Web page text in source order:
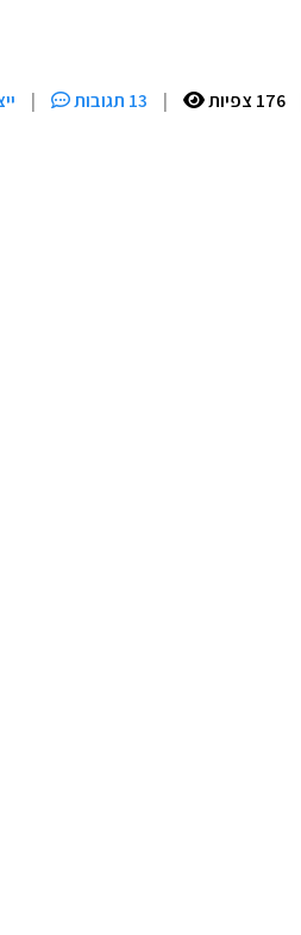
176 צפיות | 13 תגובות |